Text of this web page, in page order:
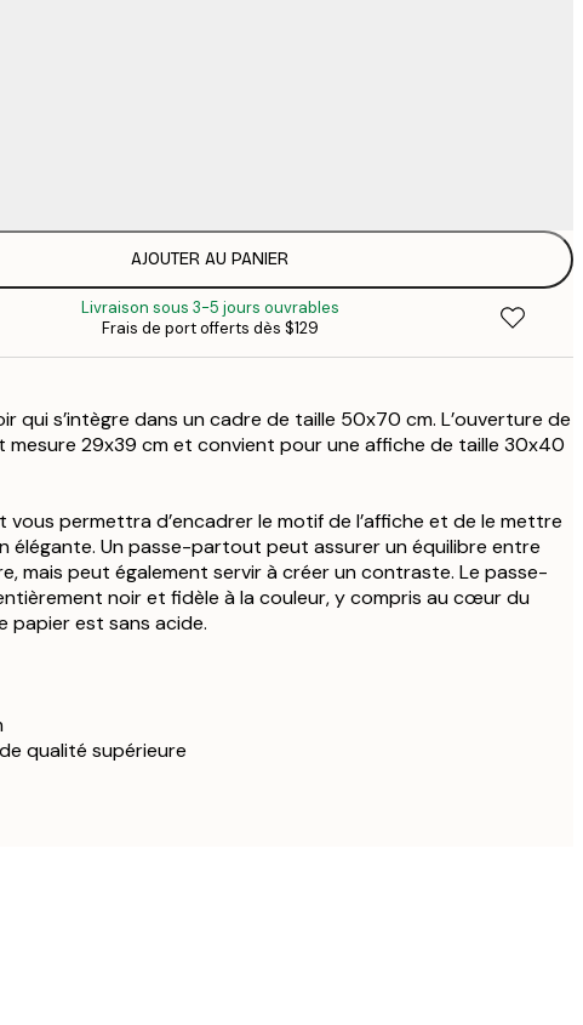
AJOUTER AU PANIER
Livraison sous 3-5 jours ouvrables
Frais de port offerts dès $129
qui s’intègre dans un cadre de taille 50x70 cm. L’ouverture de
29x39 cm et convient pour une affiche de taille 30x40
permettra d’encadrer le motif de l’affiche et de le mettre
élégante. Un passe-partout peut assurer un équilibre entre
mais peut également servir à créer un contraste. Le passe-
noir et fidèle à la couleur, y compris au cœur du
papier est sans acide.
qualité supérieure